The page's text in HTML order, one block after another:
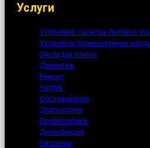
Услуги
Установка / монтаж бытовых
Установка промышленных
Закладка трассы
Демонтаж
Ремонт
Чистка
Обслуживание
Диагностика
Профилактика
Дезинфекция
Заправка